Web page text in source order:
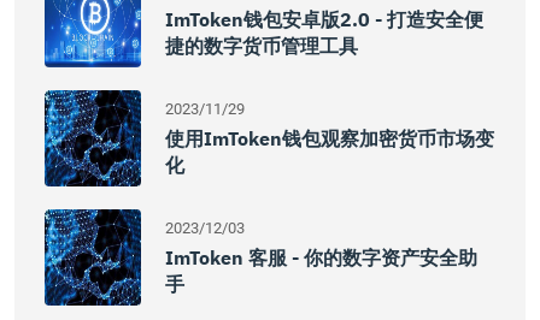
ImToken钱包安卓版2.0 - 打造安全便
捷的数字货币管理工具
2023/11/29
使用imToken钱包观察加密货币市场变
化
2023/12/03
ImToken 客服 - 你的数字资产安全助
手